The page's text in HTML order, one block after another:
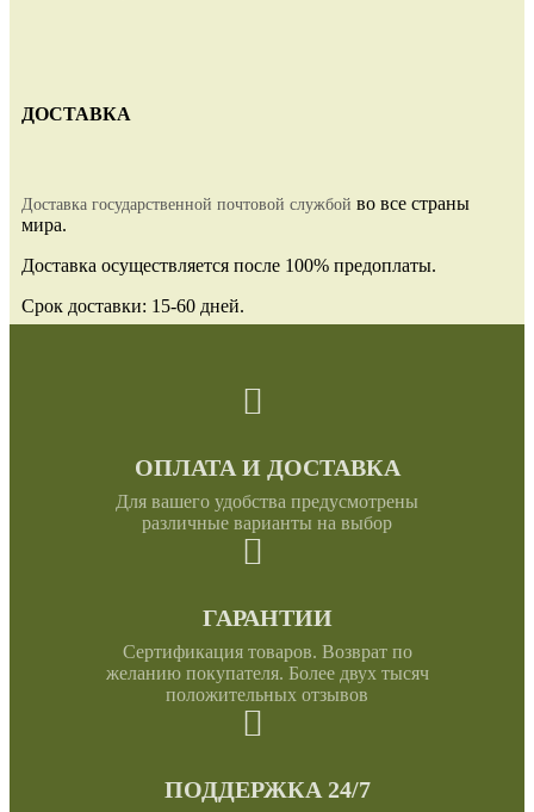
ДОСТАВКА
Доставка государственной почтовой службой во все страны
мира.
Доставка осуществляется после 100% предоплаты.
Срок доставки: 15-60 дней.
ОПЛАТА И ДОСТАВКА
Для вашего удобства предусмотрены
различные варианты на выбор
ГАРАНТИИ
Сертификация товаров. Возврат по
желанию покупателя. Более двух тысяч
положительных отзывов
ПОДДЕРЖКА 24/7